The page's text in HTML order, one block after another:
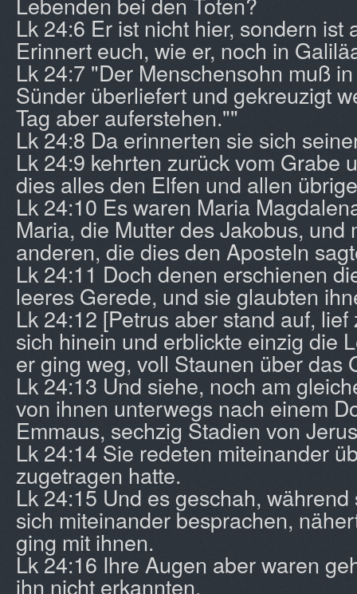
Lk 24:6 Er ist nicht hier, sondern ist
Erinnert euch, wie er, noch in
Lk 24:7 "Der Menschensohn muß
Sünder überliefert und gekreuzigt
Tag aber auferstehen.""
Lk 24:8 Da erinnerten sie sich
Lk 24:9 kehrten zurück vom Grabe
dies alles den Elfen und allen
Lk 24:10 Es waren Maria
Maria, die Mutter des Jakobus, und
anderen, die dies den Aposteln
Lk 24:11 Doch denen erschienen
leeres Gerede, und sie glaubten
Lk 24:12 [Petrus aber stand auf,
sich hinein und erblickte einzig die
er ging weg, voll Staunen über das
Lk 24:13 Und siehe, noch am
von ihnen unterwegs nach einem
Emmaus, sechzig Stadien von
Lk 24:14 Sie redeten miteinander
zugetragen hatte.
Lk 24:15 Und es geschah,
sich miteinander besprachen,
ging mit ihnen.
Lk 24:16 Ihre Augen aber waren
ihn nicht erkannten.